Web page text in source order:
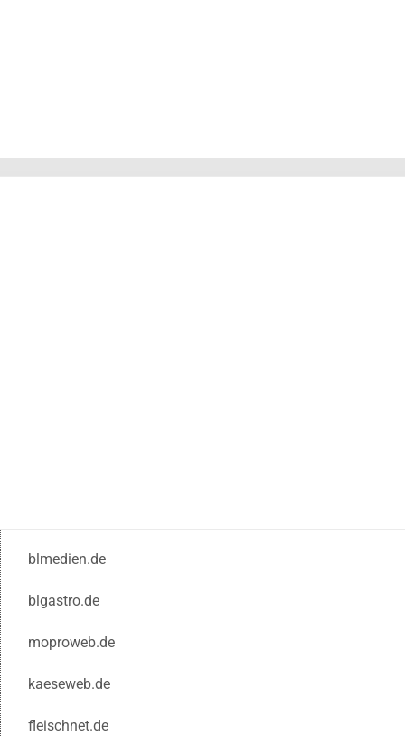
blmedien.de
blgastro.de
moproweb.de
kaeseweb.de
fleischnet.de